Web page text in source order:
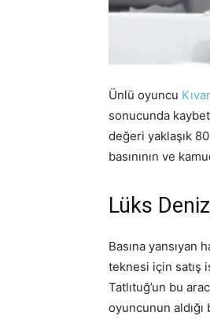
Ünlü oyuncu
sonucunda
değeri yaklaşık
basınının ve
Lüks
Basına yansıyan
teknesi için satış
Tatlıtuğ’un bu
oyuncunun aldığı